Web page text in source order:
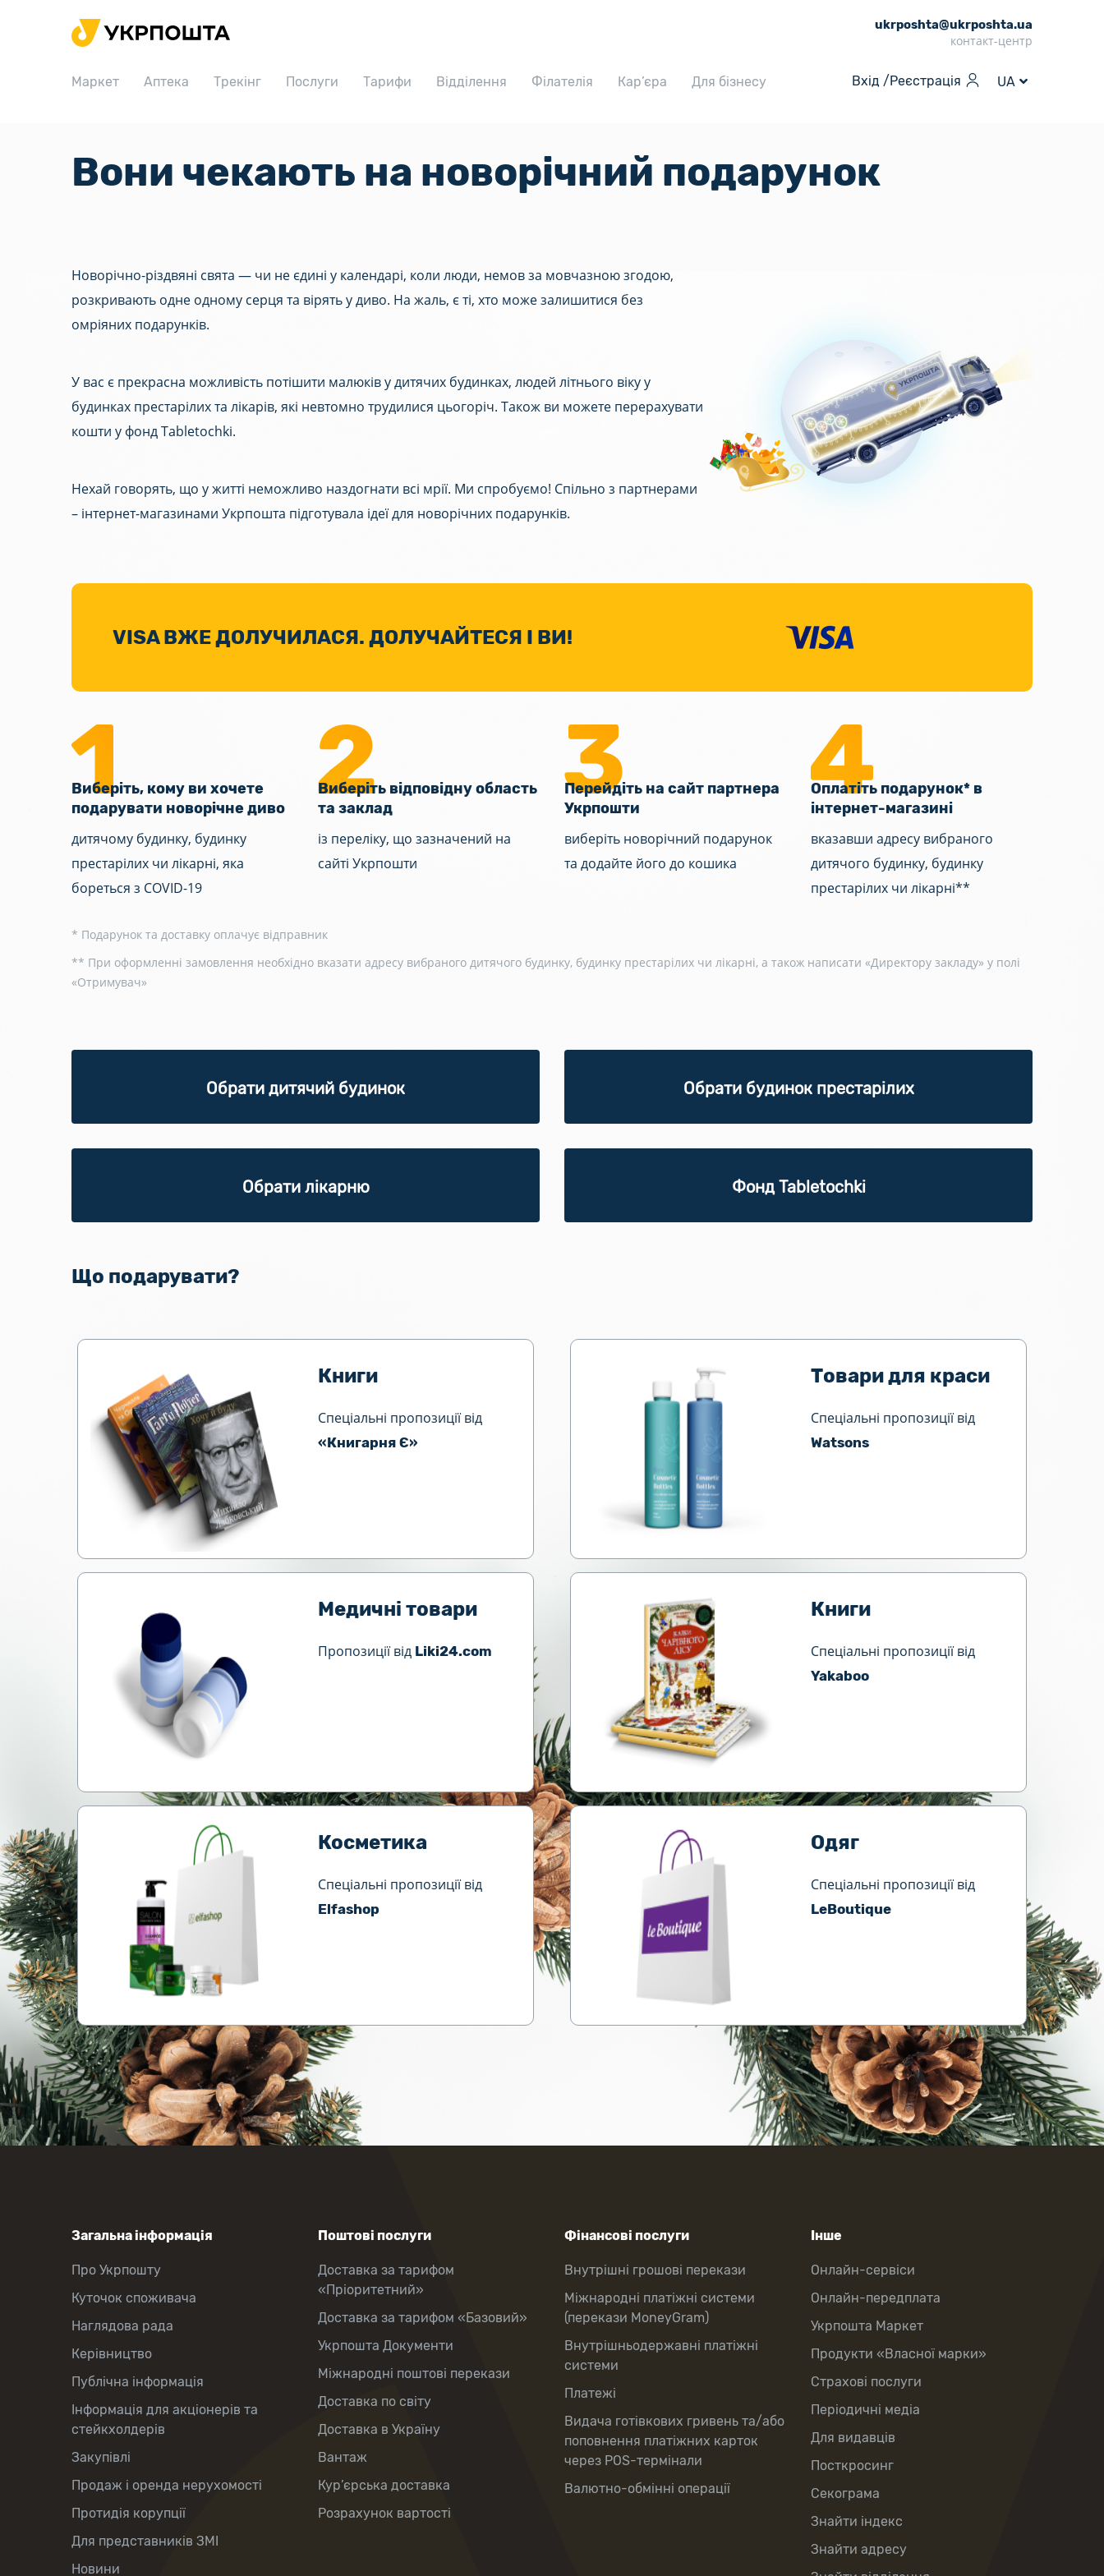
ukrposhta@ukrposhta.ua
контакт-центр
Маркет Аптека Трекінг Послуги Тарифи Відділення Філателія Кар’єра Для бізнесу Вхід /Реєстрація UA
Головна
Аптека
Послуги
Тарифи
Кар’єра
Для бізнесу
Вони чекають на новорічний подарунок
Новорічно-різдвяні свята — чи не єдині у календарі, коли люди, немов за мовчазною згодою,
розкривають одне одному серця та вірять у диво. На жаль, є ті, хто може залишитися без
омріяних подарунків.
У вас є прекрасна можливість потішити малюків у дитячих будинках, людей літнього віку у
будинках престарілих та лікарів, які невтомно трудилися цьогоріч. Також ви можете перерахувати
кошти у фонд Tabletochki.
Нехай говорять, що у житті неможливо наздогнати всі мрії. Ми спробуємо! Спільно з партнерами
– інтернет-магазинами Укрпошта підготувала ідеї для новорічних подарунків.
VISA ВЖЕ ДОЛУЧИЛАСЯ. ДОЛУЧАЙТЕСЯ І ВИ!
Виберіть, кому ви хочете
подарувати новорічне диво
дитячому будинку, будинку
престарілих чи лікарні, яка
бореться з COVID-19
Виберіть відповідну область
та заклад
із переліку, що зазначений на
сайті Укрпошти
Перейдіть на сайт партнера
Укрпошти
виберіть новорічний подарунок
та додайте його до кошика
Оплатіть подарунок* в
інтернет-магазині
вказавши адресу вибраного
дитячого будинку, будинку
престарілих чи лікарні**
* Подарунок та доставку оплачує відправник
** При оформленні замовлення необхідно вказати адресу вибраного дитячого будинку, будинку престарілих чи лікарні, а також написати «Директору закладу» у полі
«Отримувач»
Обрати дитячий будинок Обрати будинок престарілих
Обрати лікарню Фонд Tabletochki
Що подарувати?
Книги
Спеціальні пропозиції від
«Книгарня Є»
Товари для краси
Спеціальні пропозиції від
Watsons
Медичні товари
Пропозиції від Liki24.com
Книги
Спеціальні пропозиції від
Yakaboo
Косметика
Спеціальні пропозиції від
Elfashop
Одяг
Спеціальні пропозиції від
LeBoutique
Загальна інформація
Про Укрпошту
Куточок споживача
Наглядова рада
Керівництво
Публічна інформація
Інформація для акціонерів та
стейкхолдерів
Закупівлі
Продаж і оренда нерухомості
Протидія корупції
Для представників ЗМІ
Новини
Поштові послуги
Доставка за тарифом
«Пріоритетний»
Доставка за тарифом «Базовий»
Укрпошта Документи
Міжнародні поштові перекази
Доставка по світу
Доставка в Україну
Вантаж
Кур’єрська доставка
Розрахунок вартості
Фінансові послуги
Внутрішні грошові перекази
Міжнародні платіжні системи
(перекази MoneyGram)
Внутрішньодержавні платіжні
системи
Платежі
Видача готівкових гривень та/або
поповнення платіжних карток
через POS-термінали
Валютно-обмінні операції
Інше
Онлайн-сервіси
Онлайн-передплата
Укрпошта Маркет
Продукти «Власної марки»
Страхові послуги
Періодичні медіа
Для видавців
Посткросинг
Секограма
Знайти індекс
Знайти адресу